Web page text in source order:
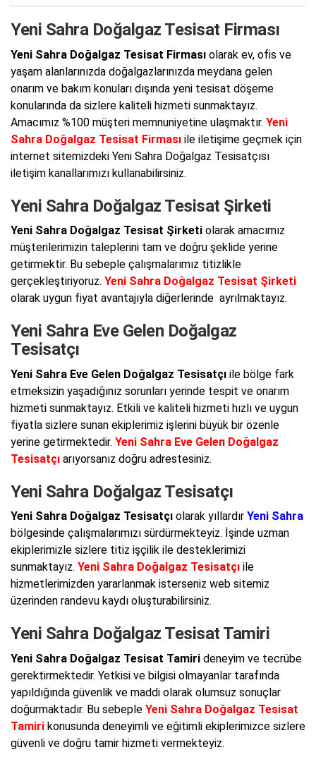
Yeni Sahra Doğalgaz Tesisat Firması
Yeni Sahra Doğalgaz Tesisat Firması olarak ev, ofis ve
yaşam alanlarınızda doğalgazlarınızda meydana gelen
onarım ve bakım konuları dışında yeni tesisat döşeme
konularında da sizlere kaliteli hizmeti sunmaktayız.
Amacımız %100 müşteri memnuniyetine ulaşmaktır. Yeni
Sahra Doğalgaz Tesisat Firması ile iletişime geçmek için
internet sitemizdeki Yeni Sahra Doğalgaz Tesisatçısı
iletişim kanallarımızı kullanabilirsiniz.
Yeni Sahra Doğalgaz Tesisat Şirketi
Yeni Sahra Doğalgaz Tesisat Şirketi olarak amacımız
müşterilerimizin taleplerini tam ve doğru şeklide yerine
getirmektir. Bu sebeple çalışmalarımız titizlikle
gerçekleştiriyoruz. Yeni Sahra Doğalgaz Tesisat Şirketi
olarak uygun fiyat avantajıyla diğerlerinde ayrılmaktayız.
Yeni Sahra Eve Gelen Doğalgaz
Tesisatçı
Yeni Sahra Eve Gelen Doğalgaz Tesisatçı ile bölge fark
etmeksizin yaşadığınız sorunları yerinde tespit ve onarım
hizmeti sunmaktayız. Etkili ve kaliteli hizmeti hızlı ve uygun
fiyatla sizlere sunan ekiplerimiz işlerini büyük bir özenle
yerine getirmektedir. Yeni Sahra Eve Gelen Doğalgaz
Tesisatçı arıyorsanız doğru adrestesiniz.
Yeni Sahra Doğalgaz Tesisatçı
Yeni Sahra Doğalgaz Tesisatçı olarak yıllardır Yeni Sahra
bölgesinde çalışmalarımızı sürdürmekteyiz. İşinde uzman
ekiplerimizle sizlere titiz işçilik ile desteklerimizi
sunmaktayız. Yeni Sahra Doğalgaz Tesisatçı ile
hizmetlerimizden yararlanmak isterseniz web sitemiz
üzerinden randevu kaydı oluşturabilirsiniz.
Yeni Sahra Doğalgaz Tesisat Tamiri
Yeni Sahra Doğalgaz Tesisat Tamiri deneyim ve tecrübe
gerektirmektedir. Yetkisi ve bilgisi olmayanlar tarafında
yapıldığında güvenlik ve maddi olarak olumsuz sonuçlar
doğurmaktadır. Bu sebeple Yeni Sahra Doğalgaz Tesisat
Tamiri konusunda deneyimli ve eğitimli ekiplerimizce sizlere
güvenli ve doğru tamir hizmeti vermekteyiz.